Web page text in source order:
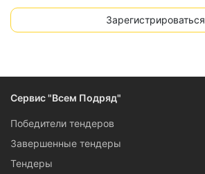
Зарегистрироваться
Сервис "Всем Подряд"
Победители тендеров
Завершенные тендеры
Тендеры